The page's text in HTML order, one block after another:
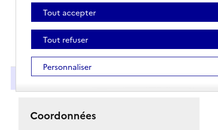
Présentation
Coordonnées
Tout accepter
Tout refuser
Personnaliser